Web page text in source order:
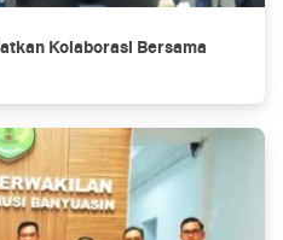
Kolaborasi Bersama